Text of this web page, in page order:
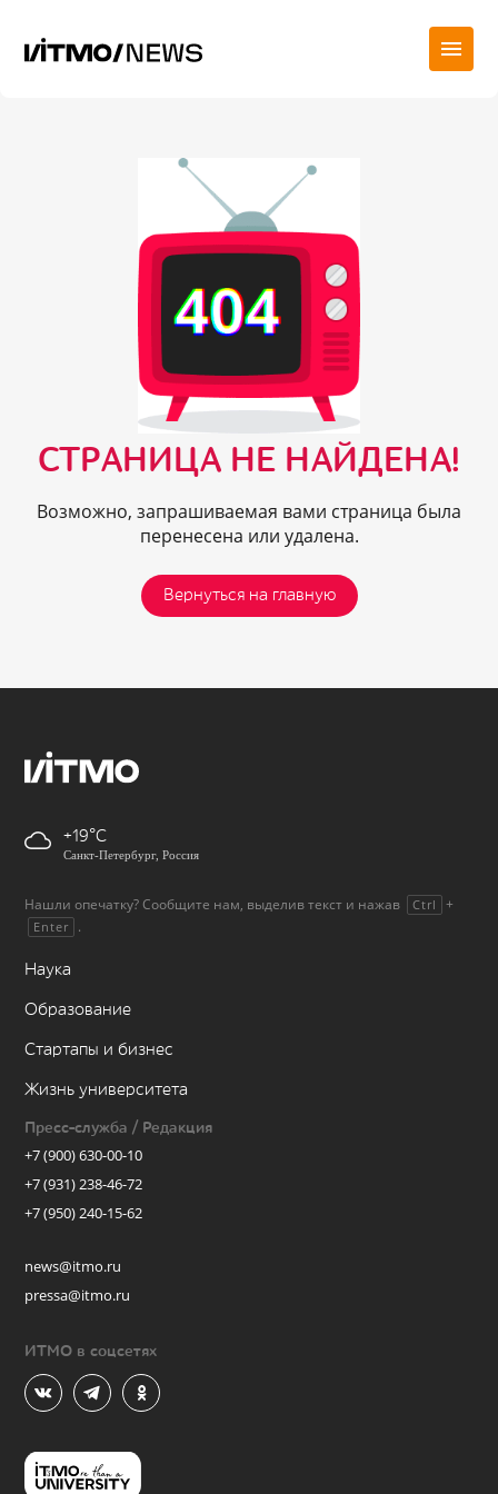
СТРАНИЦА НЕ НАЙДЕНА!
Возможно, запрашиваемая вами страница была
перенесена или удалена.
Вернуться на главную
+19
Санкт-Петербург, Россия
Нашли опечатку? Сообщите нам, выделив текст и нажав Ctrl +
Enter .
Наука
Образование
Стартапы и бизнес
Жизнь университета
Пресс-служба / Редакция
+7 (900) 630-00-10
+7 (931) 238-46-72
+7 (950) 240-15-62
news@itmo.ru
pressa@itmo.ru
ИТМО в соцсетях